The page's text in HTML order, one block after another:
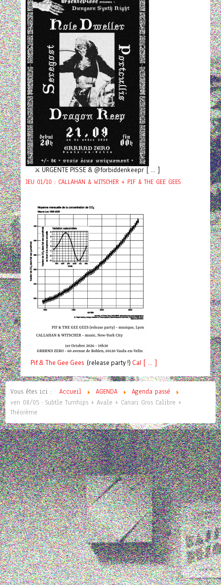
⚔️ URGENTE PISSE & @forbiddenkeepr [ ... ]
JEU 01/10 : CALLAHAN & WITSCHER + PIF & THE GEE GEES
Pif& The Gee Gees (release party !) Cal [ ... ]
Vous êtes ici : Accueil AGENDA
Agenda passé
ven 08/05 : Subtle Turnhips + Avale + Canari Gros Calibre +
Théorème